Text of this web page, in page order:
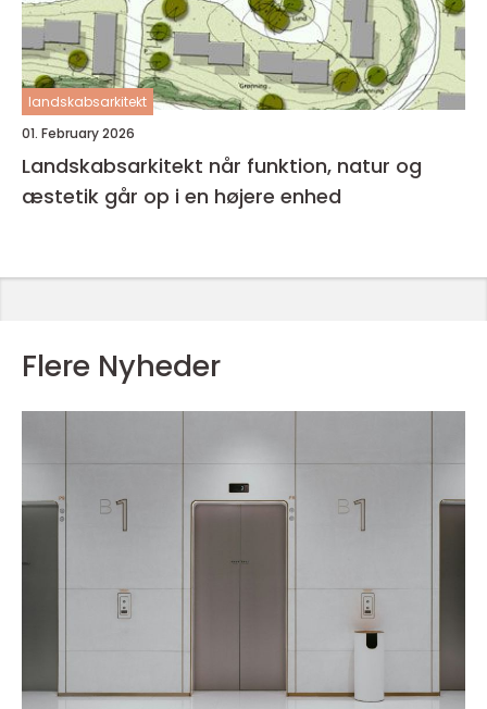
landskabsarkitekt
01. February 2026
Landskabsarkitekt når funktion, natur og
æstetik går op i en højere enhed
Flere Nyheder